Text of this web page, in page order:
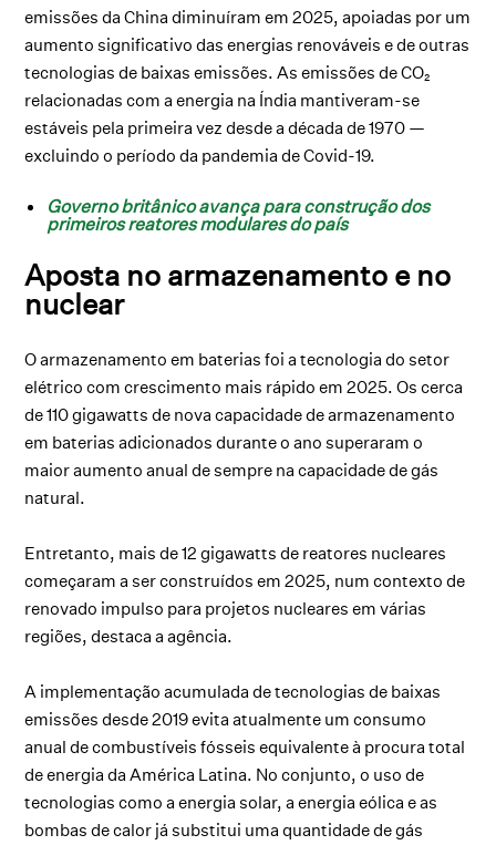
emissões da China diminuíram em 2025, apoiadas por um
aumento significativo das energias renováveis e de outras
tecnologias de baixas emissões. As emissões de CO₂
relacionadas com a energia na Índia mantiveram-se
estáveis pela primeira vez desde a década de 1970 —
excluindo o período da pandemia de Covid-19.
Governo britânico avança para construção dos
primeiros reatores modulares do país
Aposta no armazenamento e no
nuclear
O armazenamento em baterias foi a tecnologia do setor
elétrico com crescimento mais rápido em 2025. Os cerca
de 110 gigawatts de nova capacidade de armazenamento
em baterias adicionados durante o ano superaram o
maior aumento anual de sempre na capacidade de gás
natural.
Entretanto, mais de 12 gigawatts de reatores nucleares
começaram a ser construídos em 2025, num contexto de
renovado impulso para projetos nucleares em várias
regiões, destaca a agência.
A implementação acumulada de tecnologias de baixas
emissões desde 2019 evita atualmente um consumo
anual de combustíveis fósseis equivalente à procura total
de energia da América Latina. No conjunto, o uso de
tecnologias como a energia solar, a energia eólica e as
bombas de calor já substitui uma quantidade de gás